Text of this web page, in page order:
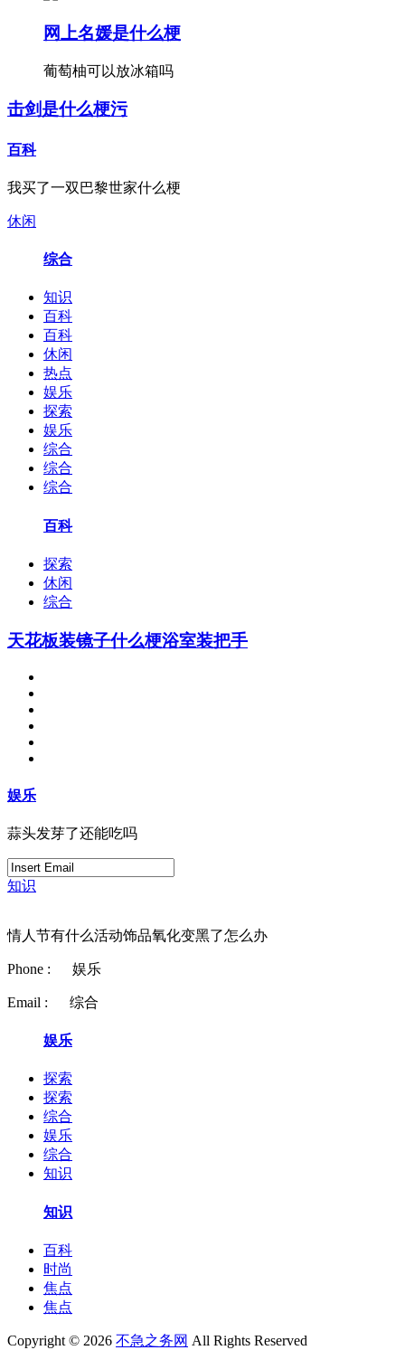
网上名媛是什么梗
葡萄柚可以放冰箱吗
击剑是什么梗污
百科
我买了一双巴黎世家什么梗
休闲
综合
知识
百科
百科
休闲
热点
娱乐
探索
娱乐
综合
综合
综合
百科
探索
休闲
综合
天花板装镜子什么梗浴室装把手
娱乐
蒜头发芽了还能吃吗
知识
情人节有什么活动饰品氧化变黑了怎么办
Phone : 娱乐
Email : 综合
娱乐
探索
探索
综合
娱乐
综合
知识
知识
百科
时尚
焦点
焦点
Copyright © 2026 不急之务网 All Rights Reserved